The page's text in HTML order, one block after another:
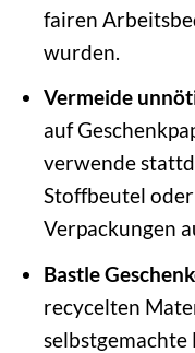
fairen
wurden.
Vermeide
auf
verwende
Stoffbeutel
Verpackungen
Bastle
recycelten
selbstgemachte